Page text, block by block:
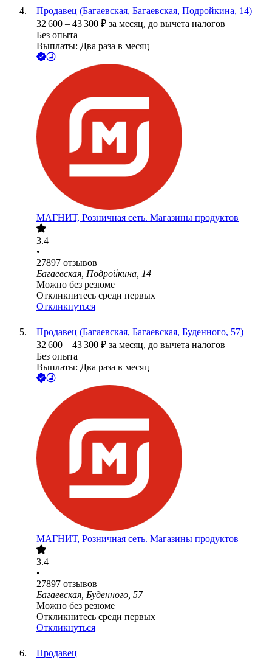
Продавец (Багаевская, Багаевская, Подройкина, 14)
32 600 – 43 300 ₽ за месяц, до вычета налогов
Без опыта
Выплаты: Два раза в месяц
МАГНИТ, Розничная сеть. Магазины продуктов
3.4
•
27897 отзывов
Багаевская, Подройкина, 14
Можно без резюме
Откликнитесь среди первых
Откликнуться
Продавец (Багаевская, Багаевская, Буденного, 57)
32 600 – 43 300 ₽ за месяц, до вычета налогов
Без опыта
Выплаты: Два раза в месяц
МАГНИТ, Розничная сеть. Магазины продуктов
3.4
•
27897 отзывов
Багаевская, Буденного, 57
Можно без резюме
Откликнитесь среди первых
Откликнуться
Продавец